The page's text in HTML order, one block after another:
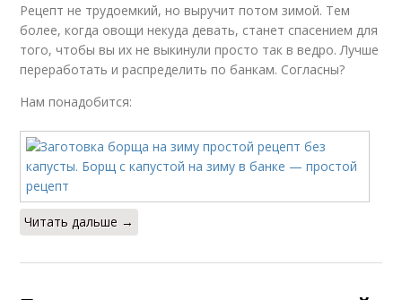
Рецепт не трудоемкий, но выручит потом зимой. Тем
более, когда овощи некуда девать, станет спасением для
того, чтобы вы их не выкинули просто так в ведро. Лучше
переработать и распределить по банкам. Согласны?
Нам понадобится:
Читать дальше →